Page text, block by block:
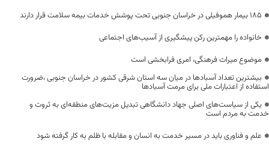
۱۸۵ بیمار هموفیلی در خراسان جنوبی تحت پوشش خدمات بیمه سلامت قرار دارند
خانواده را مهمترین رکن پیشگیری از آسیب‌های اجتماعی
موضوع میراث فرهنگی، امری فرابخشی است
بیشترین تعداد آسبادها در میان سه استان شرقی کشور در خراسان جنوبی ،ضرورت
استفاده از اعتبارات ملی برای مرمت آسبادها
یکی از سیاست‌های اصلی جهاد دانشگاهی تبدیل مزیت‌های منطقه‌ای به ثروت و
خدمت به مردم است
علم و فناوری باید در مسیر خدمت به انسان و مقابله با ظلم به کار گرفته شود